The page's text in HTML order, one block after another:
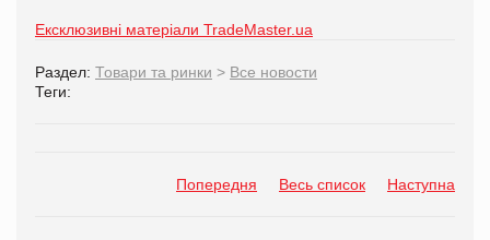
Ексклюзивні матеріали TradeMaster.ua
Раздел: Товари та ринки > Все новости
Теги:
Попередня Весь список Наступна